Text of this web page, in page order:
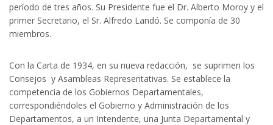
período de tres años. Su Presidente fue el Dr. Alberto Moroy y el
primer Secretario, el Sr. Alfredo Landó. Se componía de 30
miembros.
Con la Carta de 1934, en su nueva redacción, se suprimen los
Consejos y Asambleas Representativas. Se establece la
competencia de los Gobiernos Departamentales,
correspondiéndoles el Gobierno y Administración de los
Departamentos, a un Intendente, una Junta Departamental y